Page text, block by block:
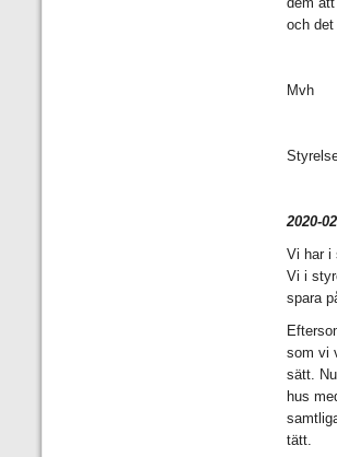
och
Mvh
2020-
Vi har i
Vi i
spara
som vi
sätt.
hus
tätt.